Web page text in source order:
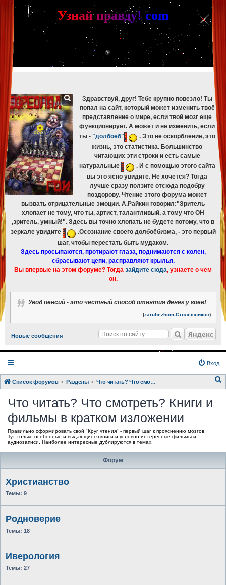
[phpBB Debug] PHP Warning : in file [ROOT]/phpbb/db/driver/mysqli.php
mysqli_fetch_assoc(): Couldn't fetch mysqli_result
[phpBB Debug] PHP Warning: in file[ROOT]/phpbb/db/driver/mysqli.php 329
mysqli_free_result(): Couldn't fetch mysqli_result
[phpBB Debug] PHP Warning
[ROOT]/phpbb/db/driver/mysqli.php on line 265
mysqli_fetch_assoc(): Couldn't fetch mysqli_result
[phpBB Debug] PHP Warning
: in file [ROOT]/phpbb/db/driver/mysqli.php on line329
mysqli_free_result(): Couldn't fetch mysqli_result
[phpBB Debug] PHP Warning: in file [ROOT]/phpbb/db/driver/mysqli.php on line 265
mysqli_fetch_assoc(): Couldn't fetch mysqli_result
[phpBB Debug] PHP Warning
[ROOT]/phpbb/db/driver/mysqli.php on line329:
mysqli_free_result(): Couldn't fetch mysqli_result
Узнай правду! com
Здравствуй, друг! Тебе крупно повезло! Ты
попал на сайт, который может изменить твоё
представление о мире, если твой мозг еще
функционирует. А может и не изменить, если
ты - "долбоёб"
. Это не оскорбление, это
жизнь, это статистика. Большинство
читающих эти строки и есть самые
натуральные
. И с помощью этого сайта
вы это ясно увидите. Не хочется? Тогда
лучше сразу ползите отсюда подобру
поздорову. Чтение этого форума может
вызвать отрицательные эмоции. А.Райкин говорил:"Зритель
хлопает не тому, что ты, артист, талантливый, а тому что ОН
,зритель, умный!". Здесь вы точно хлопать не будете потому, что в
зеркале увидите
.Осознание своего долбоёбизма, - это первый
шаг, чтобы перестать быть мудаком.
Здесь просыпаются, протирают глаза, поднимаются с колен,
сбрасывают цепи, расправляют крылья.
Вы впервые на этом форуме? Тогда зайдите сюда, узнаете о чем
он.
Увод пенсий - это честный способ отнятия денег у гоев!
(zarubezhom-Столешников)
Новые сообщения Яндекс
Вход
Список форумов Разделы Что читать? Что смотреть? Книги и фильмы в кратком изложении
Что читать? Что смотреть? Книги и
фильмы в кратком изложении
Правильно сформировать свой "Круг чтения" - первый шаг к прояснению мозгов.
Тут только особенные и выдающиеся книги и условно интересные фильмы и
аудиозаписи. Наиболее интересные дублируются в темах.
Форум
Христианство
Темы: 9
Родноверие
Темы: 18
Иверология
Темы: 27